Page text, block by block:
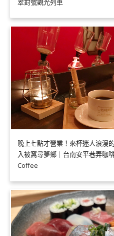
晚上七點才營業！來杯迷人浪漫
入被窩尋夢鄉｜台南安平巷弄咖
Coffee